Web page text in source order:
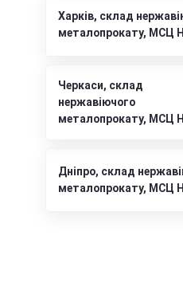
Харків, склад
металопрокату, МСЦ
Черкаси, склад
нержавіючого
металопрокату, МСЦ
Дніпро, склад
металопрокату, МСЦ